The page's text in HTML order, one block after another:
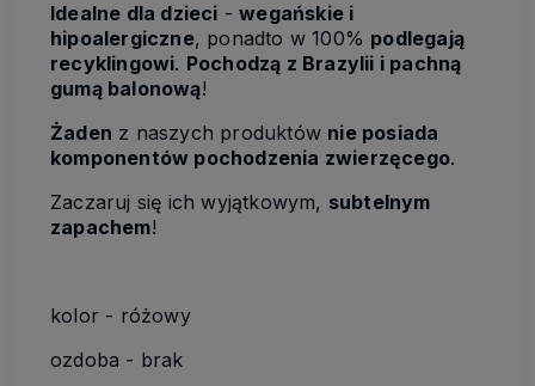
Idealne dla dzieci -wegańskie i
hipoalergiczne, ponadto w 100% podlegają
recyklingowi. Pochodzą z Brazylii i pachną
gumą balonową!
Żaden z naszych produktów nie posiada
komponentów pochodzenia zwierzęcego.
Zaczaruj się ich wyjątkowym, subtelnym
zapachem!
kolor - różowy
ozdoba - brak